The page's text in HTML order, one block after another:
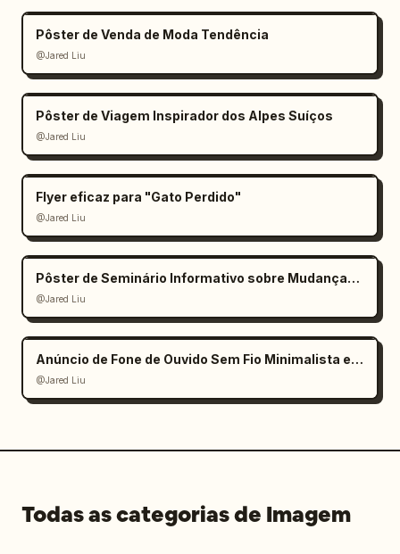
Pôster de Venda de Moda Tendência
@Jared Liu
Pôster de Viagem Inspirador dos Alpes Suíços
@Jared Liu
Flyer eficaz para "Gato Perdido"
@Jared Liu
Pôster de Seminário Informativo sobre Mudanças Climáticas
@Jared Liu
Anúncio de Fone de Ouvido Sem Fio Minimalista e Elegante
@Jared Liu
Todas as categorias de Imagem